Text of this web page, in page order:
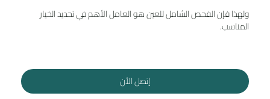
ولهذا فإن الفحص الشامل للعين هو العامل الأهم في تحديد الخيار
المناسب.
إتصل الأن